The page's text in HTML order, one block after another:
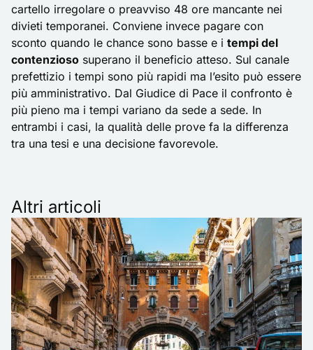
cartello irregolare o preavviso 48 ore mancante nei
divieti temporanei. Conviene invece pagare con
sconto quando le chance sono basse e i tempi del
contenzioso superano il beneficio atteso. Sul canale
prefettizio i tempi sono più rapidi ma l’esito può essere
più amministrativo. Dal Giudice di Pace il confronto è
più pieno ma i tempi variano da sede a sede. In
entrambi i casi, la qualità delle prove fa la differenza
tra una tesi e una decisione favorevole.
Altri articoli